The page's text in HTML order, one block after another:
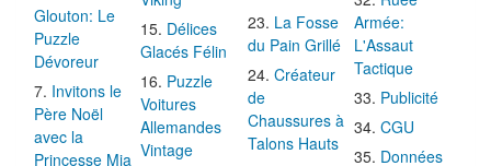
Glouton: Le
Puzzle
Dévoreur
Invitons le
Père Noël
avec la
Princesse Mia
Délices
Glacés Félin
Puzzle
Voitures
Allemandes
Vintage
La Fosse
du Pain Grillé
Créateur
de
Chaussures à
Talons Hauts
Armée:
L'Assaut
Tactique
Publicité
CGU
Données